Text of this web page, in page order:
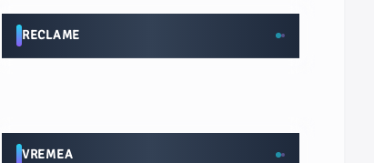
RECLAME
VREMEA